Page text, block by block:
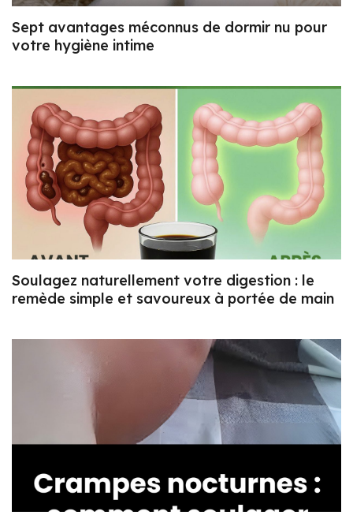
Sept avantages méconnus de dormir nu pour
votre hygiène intime
Soulagez naturellement votre digestion : le
remède simple et savoureux à portée de main